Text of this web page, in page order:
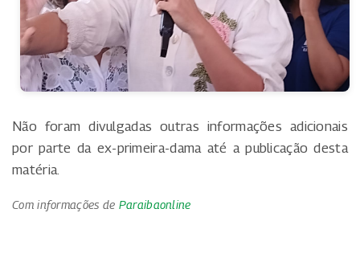
Não foram divulgadas outras informações adicionais
por parte da ex-primeira-dama até a publicação desta
matéria.
Com informações de Paraibaonline